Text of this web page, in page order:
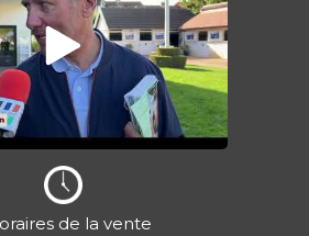
de la vente